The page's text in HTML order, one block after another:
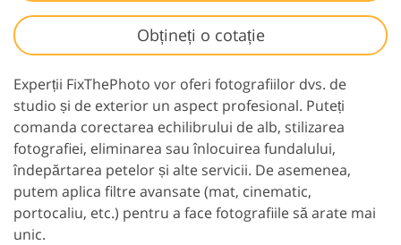
Obțineți o cotație
Experții FixThePhoto vor oferi fotografiilor dvs. de
studio și de exterior un aspect profesional. Puteți
comanda corectarea echilibrului de alb, stilizarea
fotografiei, eliminarea sau înlocuirea fundalului,
îndepărtarea petelor și alte servicii. De asemenea,
putem aplica filtre avansate (mat, cinematic,
portocaliu, etc.) pentru a face fotografiile să arate mai
unic.